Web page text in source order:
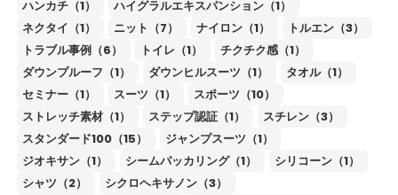
ハンカチ（1）
ハイグラルエキスパンション（1）
ネクタイ（1）
ニット（7） ナイロン（1）
トルエン（3）
トラブル事例（6）
トイレ（1）
チクチク感（1）
ダウンプルーフ（1）
ダウンヒルスーツ（1）
タオル（1）
セミナー（1）
スーツ（1）
スポーツ（10）
ストレッチ素材（1）
ステップ認証（1）
スチレン（3）
スタンダード100（15）
ジャンプスーツ（1）
ジオキサン（1）
シームパッカリング（1）
シリコーン（1）
シャツ（2）
シクロヘキサノン（3）